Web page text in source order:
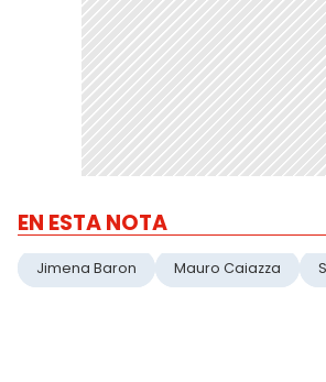
EN ESTA NOTA
Jimena Baron Mauro Caiazza